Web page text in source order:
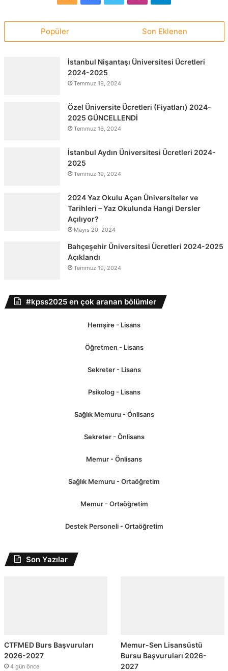
Popüler Son Eklenen
İstanbul Nişantaşı Üniversitesi Ücretleri
2024-2025
Temmuz 19, 2024
Özel Üniversite Ücretleri (Fiyatları) 2024-
2025 GÜNCELLENDİ
Temmuz 16, 2024
İstanbul Aydın Üniversitesi Ücretleri 2024-
2025
Temmuz 19, 2024
2024 Yaz Okulu Açan Üniversiteler ve
Tarihleri – Yaz Okulunda Hangi Dersler
Açılıyor?
Mayıs 20, 2024
Bahçeşehir Üniversitesi Ücretleri 2024-2025
Açıklandı
Temmuz 19, 2024
#kpss2025 en çok aranan bölümler
Hemşire - Lisans
Öğretmen - Lisans
Sekreter - Lisans
Psikolog - Lisans
Sağlık Memuru - Önlisans
Sekreter - Önlisans
Memur - Önlisans
Sağlık Memuru - Ortaöğretim
Memur - Ortaöğretim
Destek Personeli - Ortaöğretim
Son Yazılar
CTFMED Burs Başvuruları
2026-2027
4 gün önce
Memur-Sen Lisansüstü
Bursu Başvuruları 2026-
2027